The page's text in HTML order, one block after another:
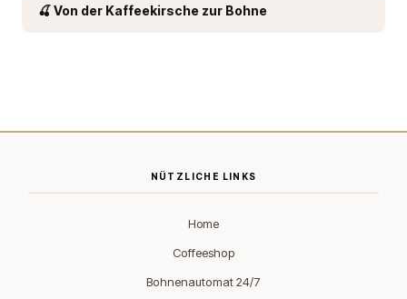
🍒 Von der Kaffeekirsche zur Bohne
NÜTZLICHE LINKS
Home
Coffeeshop
Bohnenautomat 24/7